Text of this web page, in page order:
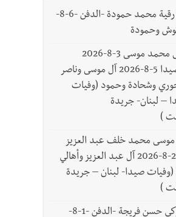
وفاة الحاجة رقية محمد حمودة -الدفن -6-8-
وفاة مصطفى محمد موسى 3-8-2026
والتعازي في صيدا 5-8-2026 آل موسى وناصر
وشحادة وحمود (وفيات
– لبنان- جريدة
)
موسى محمد خلف عبد العزيز
والدفن الأحد 2-8-2026 آل عبد العزيز وأهالي
(وفيات صيدا- لبنان – جريدة
)
وفاة الحاج زكي حسن فريجة -الدفن -1-8-